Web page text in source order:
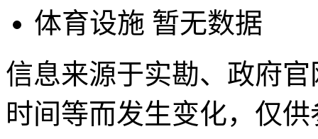
体育设施 暂无数据
信息来源于实勘、政府
时间等而发生变化，仅